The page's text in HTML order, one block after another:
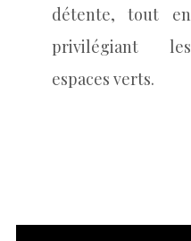
détente, tout en
privilégiant les
espaces verts.